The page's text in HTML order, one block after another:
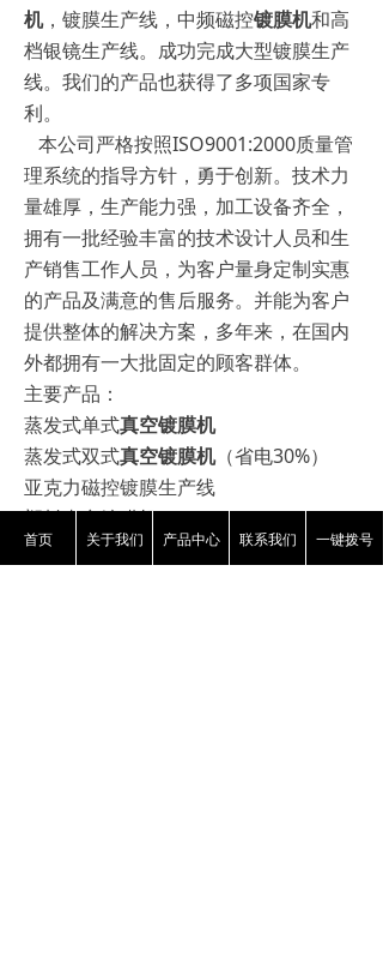
机，镀膜生产线，中频磁控镀膜机和高
档银镜生产线。成功完成大型镀膜生产
线。我们的产品也获得了多项国家专
利。
本公司严格按照ISO9001:2000质量管
理系统的指导方针，勇于创新。技术力
量雄厚，生产能力强，加工设备齐全，
拥有一批经验丰富的技术设计人员和生
产销售工作人员，为客户量身定制实惠
的产品及满意的售后服务。并能为客户
提供整体的解决方案，多年来，在国内
外都拥有一大批固定的顾客群体。
主要产品：
蒸发式单式真空镀膜机
蒸发式双式真空镀膜机（省电30%）
亚克力磁控镀膜生产线
塑料真空镀膜机
玻璃清洗机、玻璃淋漆机
首页 关于我们 产品中心 联系我们 一键拨号